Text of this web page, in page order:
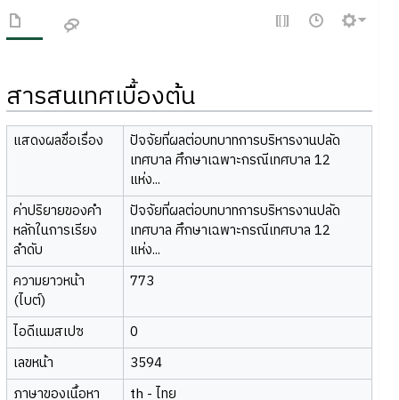
สารสนเทศเบื้องต้น
แสดงผลชื่อเรื่อง
ปัจจัยที่ผลต่อบทบาทการบริหารงานปลัด
เทศบาล ศึกษาเฉพาะกรณีเทศบาล 12
แห่ง...
ค่าปริยายของคำ
หลักในการเรียง
ลำดับ
ปัจจัยที่ผลต่อบทบาทการบริหารงานปลัด
เทศบาล ศึกษาเฉพาะกรณีเทศบาล 12
แห่ง...
ความยาวหน้า
(ไบต์)
773
ไอดีเนมสเปซ
0
เลขหน้า
3594
ภาษาของเนื้อหา
th - ไทย